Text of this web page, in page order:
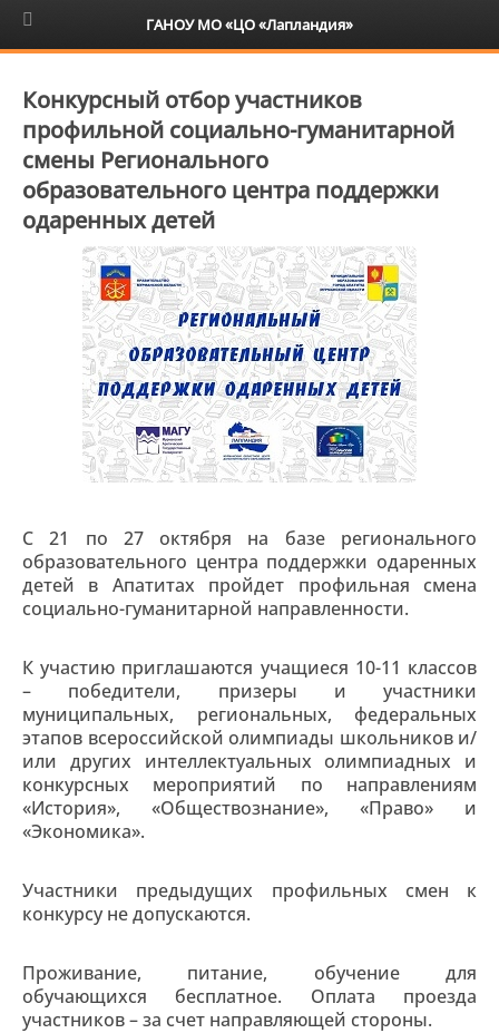
6+
Конкурсный отбор участников
профильной социально-гуманитарной
смены Регионального
образовательного центра поддержки
одаренных детей
С 21 по 27 октября на базе регионального
образовательного центра поддержки одаренных
детей в Апатитах пройдет профильная смена
социально-гуманитарной направленности.
К участию приглашаются учащиеся 10-11 классов
– победители, призеры и участники
муниципальных, региональных, федеральных
этапов всероссийской олимпиады школьников и/
или других интеллектуальных олимпиадных и
конкурсных мероприятий по направлениям
«История», «Обществознание», «Право» и
«Экономика».
Участники предыдущих профильных смен к
конкурсу не допускаются.
Проживание, питание, обучение для
обучающихся бесплатное. Оплата проезда
участников – за счет направляющей стороны.
ГАНОУ МО «ЦО «Лапландия»